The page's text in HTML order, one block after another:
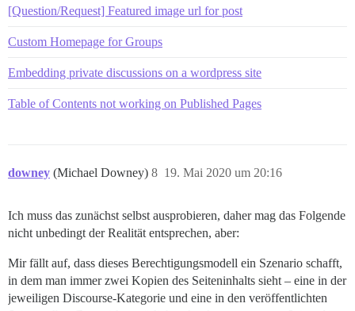
[Question/Request] Featured image url for post
Custom Homepage for Groups
Embedding private discussions on a wordpress site
Table of Contents not working on Published Pages
downey (Michael Downey) 19. Mai 2020 um 20:16
8
Ich muss das zunächst selbst ausprobieren, daher mag das Folgende
nicht unbedingt der Realität entsprechen, aber:
Mir fällt auf, dass dieses Berechtigungsmodell ein Szenario schafft,
in dem man immer zwei Kopien des Seiteninhalts sieht – eine in der
jeweiligen Discourse-Kategorie und eine in den veröffentlichten